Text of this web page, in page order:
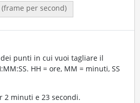
per second)
punti in cui vuoi tagliare il
HH = ore, MM = minuti, SS
2 minuti e 23 secondi.